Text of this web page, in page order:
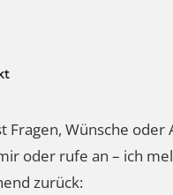
Fragen, Wünsche oder
oder rufe an – ich
zurück: